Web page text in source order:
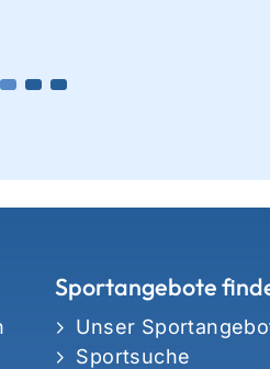
Sportangebote
Unser
Sportsuche